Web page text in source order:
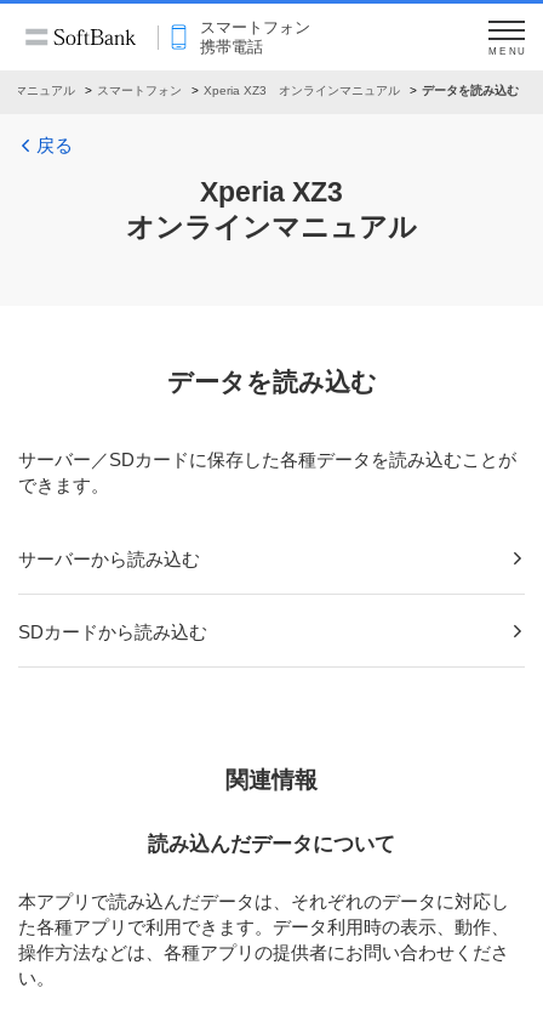
スマートフォン
携帯電話
MENU
マニュアル スマートフォン Xperia XZ3 オンラインマニュアル データを読み込む
戻る
Xperia XZ3
オンラインマニュアル
データを読み込む
サーバー／SDカードに保存した各種データを読み込むことが
できます。
サーバーから読み込む
SDカードから読み込む
関連情報
読み込んだデータについて
本アプリで読み込んだデータは、それぞれのデータに対応し
た各種アプリで利用できます。データ利用時の表示、動作、
操作方法などは、各種アプリの提供者にお問い合わせくださ
い。